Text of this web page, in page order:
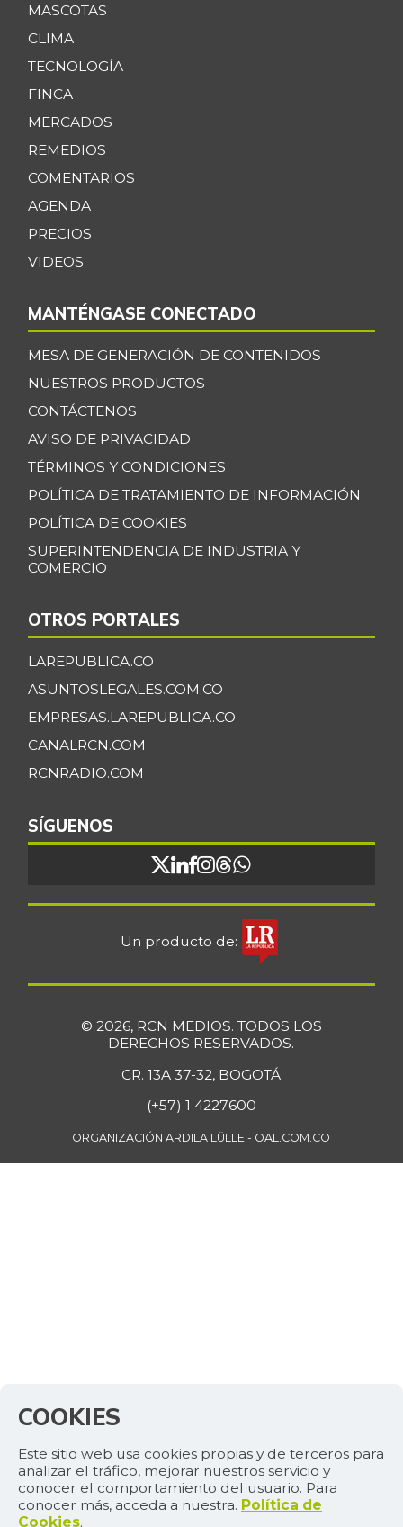
MASCOTAS
CLIMA
TECNOLOGÍA
FINCA
MERCADOS
REMEDIOS
COMENTARIOS
AGENDA
PRECIOS
VIDEOS
MANTÉNGASE CONECTADO
MESA DE GENERACIÓN DE CONTENIDOS
NUESTROS PRODUCTOS
CONTÁCTENOS
AVISO DE PRIVACIDAD
TÉRMINOS Y CONDICIONES
POLÍTICA DE TRATAMIENTO DE INFORMACIÓN
POLÍTICA DE COOKIES
SUPERINTENDENCIA DE INDUSTRIA Y
COMERCIO
OTROS PORTALES
LAREPUBLICA.CO
ASUNTOSLEGALES.COM.CO
EMPRESAS.LAREPUBLICA.CO
CANALRCN.COM
RCNRADIO.COM
SÍGUENOS
Un producto de:
© 2026, RCN MEDIOS. TODOS LOS
DERECHOS RESERVADOS.
CR. 13A 37-32, BOGOTÁ
(+57) 1 4227600
ORGANIZACIÓN ARDILA LÜLLE - OAL.COM.CO
COOKIES
Este sitio web usa cookies propias y de terceros para
analizar el tráfico, mejorar nuestros servicio y
conocer el comportamiento del usuario. Para
conocer más, acceda a nuestra. Política de
Cookies.